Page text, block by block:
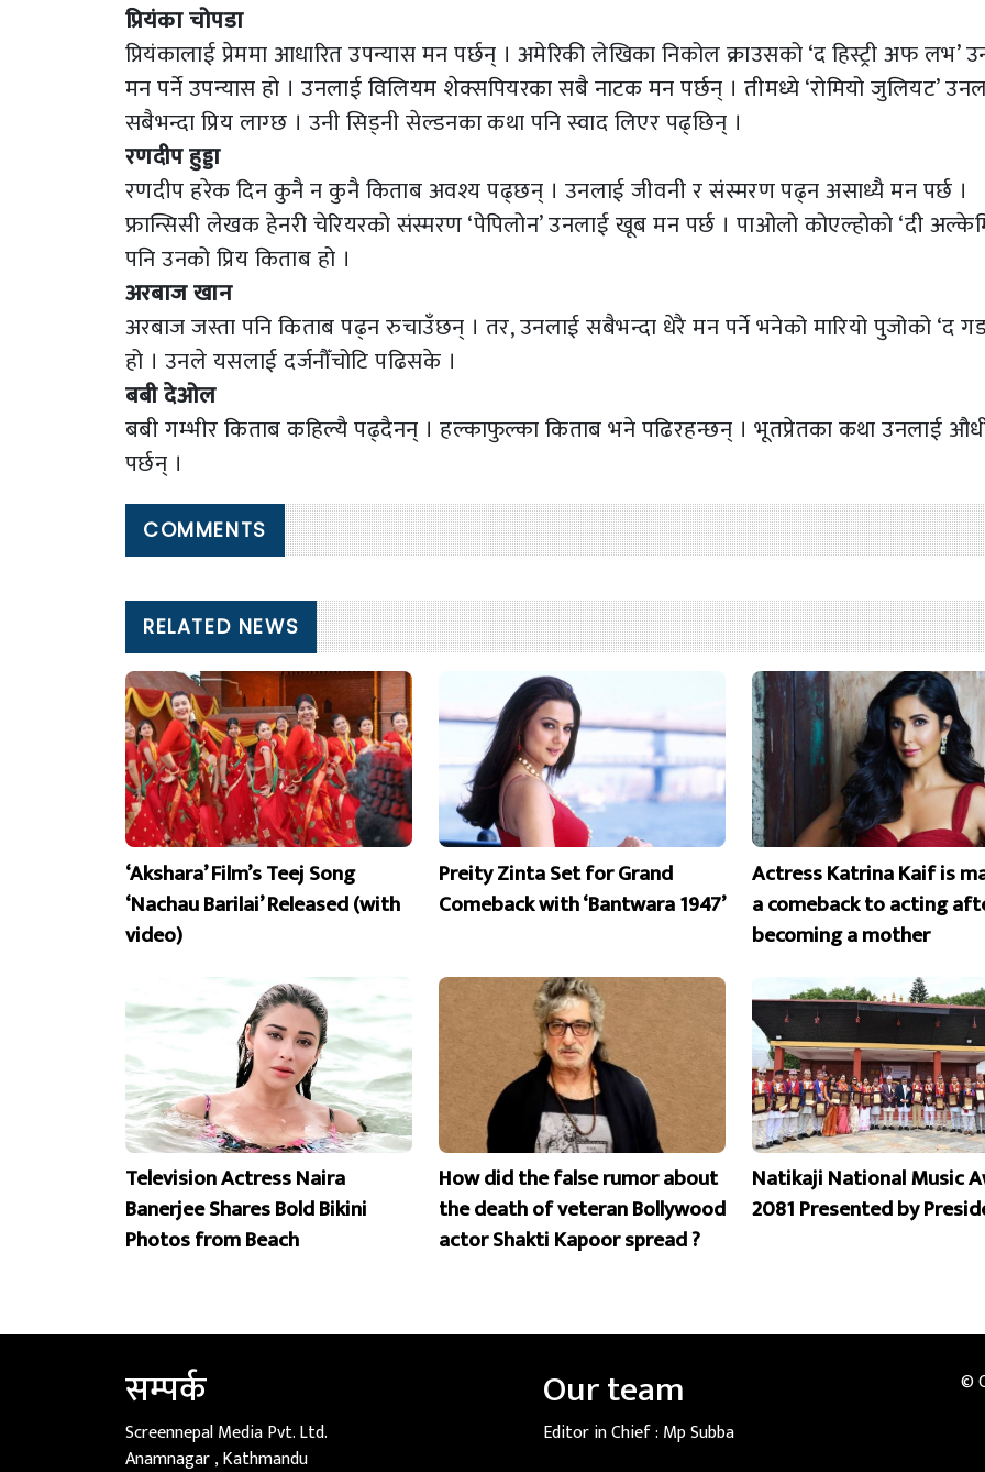
प्रियंका चोपडा
प्रियंकालाई प्रेममा आधारित उपन्यास मन पर्छन् । अमेरिकी लेखिका निकोल क्राउसको ‘द हिस्ट्री अफ लभ’
मन पर्ने उपन्यास हो । उनलाई विलियम शेक्सपियरका सबै नाटक मन पर्छन् । तीमध्ये ‘रोमियो जुलियट’
सबैभन्दा प्रिय लाग्छ । उनी सिड्नी सेल्डनका कथा पनि स्वाद लिएर पढ्छिन् ।
रणदीप हुड्डा
रणदीप हरेक दिन कुनै न कुनै किताब अवश्य पढ्छन् । उनलाई जीवनी र संस्मरण पढ्न असाध्यै मन पर्छ ।
फ्रान्सिसी लेखक हेनरी चेरियरको संस्मरण ‘पेपिलोन’ उनलाई खूब मन पर्छ । पाओलो कोएल्होको ‘दी
पनि उनको प्रिय किताब हो ।
अरबाज खान
अरबाज जस्ता पनि किताब पढ्न रुचाउँछन् । तर, उनलाई सबैभन्दा धेरै मन पर्ने भनेको मारियो पुजोको ‘द
हो । उनले यसलाई दर्जनौँचोटि पढिसके ।
बबी देओल
बबी गम्भीर किताब कहिल्यै पढ्दैनन् । हल्काफुल्का किताब भने पढिरहन्छन् । भूतप्रेतका कथा उनलाई
पर्छन् ।
COMMENTS
RELATED NEWS
‘Akshara’ Film’s Teej Song
‘Nachau Barilai’ Released (with
video)
Preity Zinta Set for Grand
Comeback with ‘Bantwara 1947’
Actress Katrina Kaif is
a comeback to acting
becoming a mother
Television Actress Naira
Banerjee Shares Bold Bikini
Photos from Beach
How did the false rumor about
the death of veteran Bollywood
actor Shakti Kapoor spread ?
Natikaji National Music
2081 Presented by
सम्पर्क
Screennepal Media Pvt. Ltd.
Anamnagar , Kathmandu
Our team
Editor in Chief : Mp Subba
©